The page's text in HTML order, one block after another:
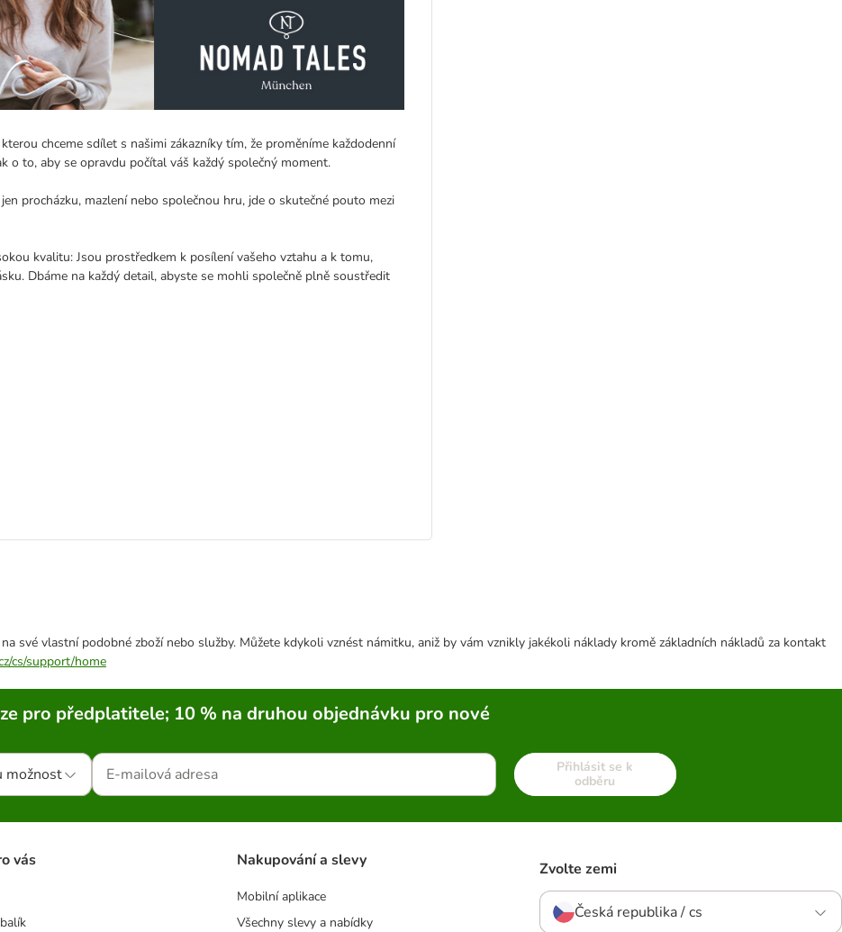
chceme sdílet s našimi zákazníky tím, že proměníme každodenní
o to, aby se opravdu počítal váš každý společný moment.
procházku, mazlení nebo společnou hru, jde o skutečné pouto mezi
kvalitu: Jsou prostředkem k posílení vašeho vztahu a k tomu,
Dbáme na každý detail, abyste se mohli společně plně soustředit
své vlastní podobné zboží nebo služby. Můžete kdykoli vznést námitku, aniž by vám vznikly jakékoli náklady kromě základních nákladů za kontakt
cs/support/home
pro předplatitele; 10 % na druhou objednávku pro nové
možnost
Přihlásit se k
odběru
vás Nakupování a slevy
Mobilní aplikace
Všechny slevy a nabídky
Zvolte zemi
Česká republika / cs